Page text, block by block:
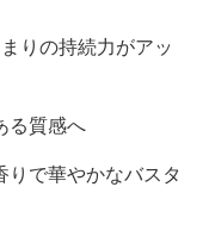
りの持続力がアッ
る質感へ
りで華やかなバスタ